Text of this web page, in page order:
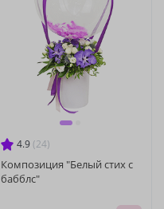
4.9 (24)
Композиция "Белый стих с
бабблс"